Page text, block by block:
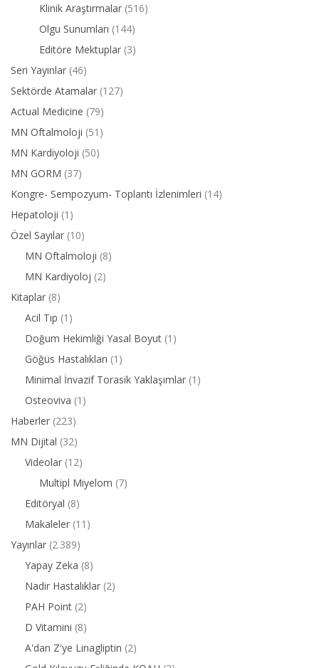
Klinik Araştırmalar (516)
Olgu Sunumları (144)
Editöre Mektuplar (3)
Seri Yayınlar (46)
Sektörde Atamalar (127)
Actual Medicine (79)
MN Oftalmoloji (51)
MN Kardiyoloji (50)
MN GORM (37)
Kongre- Sempozyum- Toplantı İzlenimleri (14)
Hepatoloji (1)
Özel Sayılar (10)
MN Oftalmoloji (8)
MN Kardiyoloj (2)
Kitaplar (8)
Acil Tıp (1)
Doğum Hekimliği Yasal Boyut (1)
Göğüs Hastalıkları (1)
Minimal İnvazif Torasik Yaklaşımlar (1)
Osteoviva (1)
Haberler (223)
MN Dijital (32)
Videolar (12)
Multipl Miyelom (7)
Editöryal (8)
Makaleler (11)
Yayınlar (2.389)
Yapay Zeka (8)
Nadir Hastalıklar (2)
PAH Point (2)
D Vitamini (8)
A'dan Z'ye Linagliptin (2)